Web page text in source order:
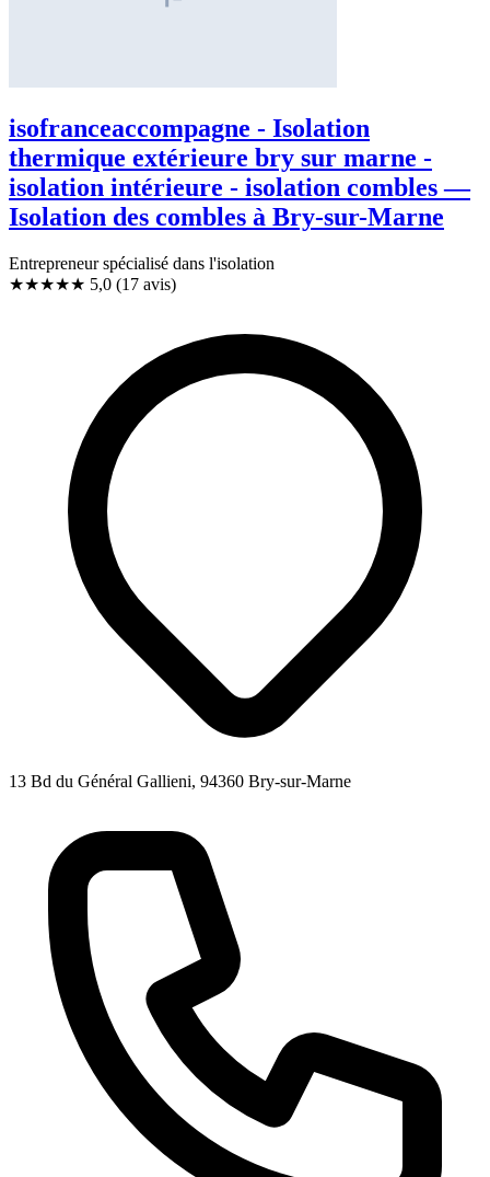
isofranceaccompagne - Isolation
thermique extérieure bry sur marne -
isolation intérieure - isolation combles —
Isolation des combles à Bry-sur-Marne
Entrepreneur spécialisé dans l'isolation
★★★★★ 5,0 (17 avis)
13 Bd du Général Gallieni, 94360 Bry-sur-Marne